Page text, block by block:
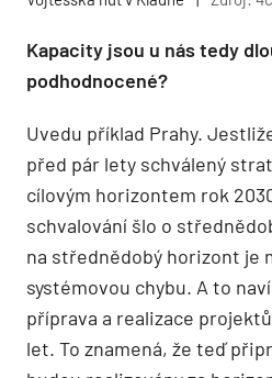
Kapacity jsou u nás tedy
podhodnocené?
Uvedu příklad Prahy.
před pár lety schválený
cílovým horizontem rok
schvalování šlo o
na střednědobý horizont je
systémovou chybu. A to
příprava a realizace
let. To znamená, že teď